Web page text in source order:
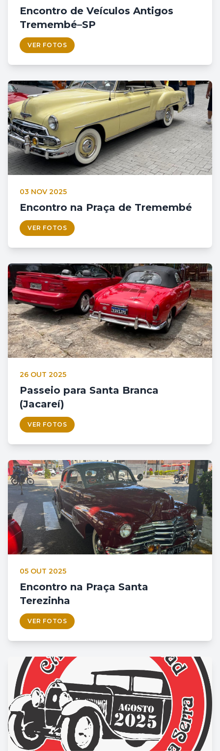
Encontro de Veículos Antigos
Tremembé–SP
VER FOTOS
03 NOV 2025
Encontro na Praça de Tremembé
VER FOTOS
26 OUT 2025
Passeio para Santa Branca
(Jacareí)
VER FOTOS
05 OUT 2025
Encontro na Praça Santa
Terezinha
VER FOTOS